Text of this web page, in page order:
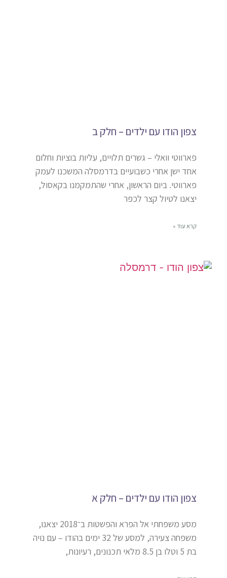
צפון הודו עם ילדים – חלק ב
פארווטי וואלי – גשרים תלויים, עליות בוציות וחלום
אחד ישן אחרי כשבועיים בדרמסלה המשכנו לעמק
פארווטי. ביום הראשון, אחרי שהתמקמנו בקאסול,
יצאנו לטיול קצר לכפר
קרא עוד »
צפון הודו עם ילדים – חלק א
מסע משפחתי אל הפרא והפשטות ב־2018 יצאנו,
משפחה צעירה, למסע של 32 ימים בהודו – עם נויה
בת 5 וטלו בן 8.5 מלאי תכנונים, רעיונות,